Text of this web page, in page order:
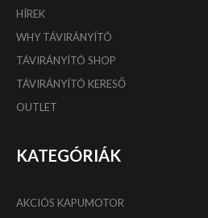
HÍREK
WHY TÁVIRÁNYÍTÓ
TÁVIRÁNYÍTÓ SHOP
TÁVIRÁNYÍTÓ KERESŐ
OUTLET
KATEGÓRIÁK
AKCIÓS KAPUMOTOR